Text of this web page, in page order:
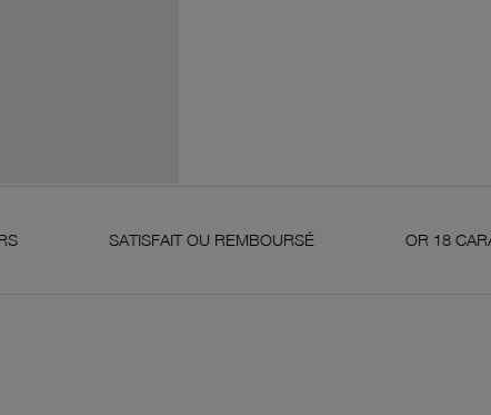
SATISFAIT OU REMBOURSÉ OR 18 CARATS 750